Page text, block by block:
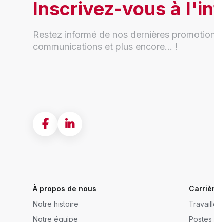
Inscrivez-vous à
Restez informé de nos dernières
communications et plus encore... !
À propos de nous
Notre histoire
Notre équipe